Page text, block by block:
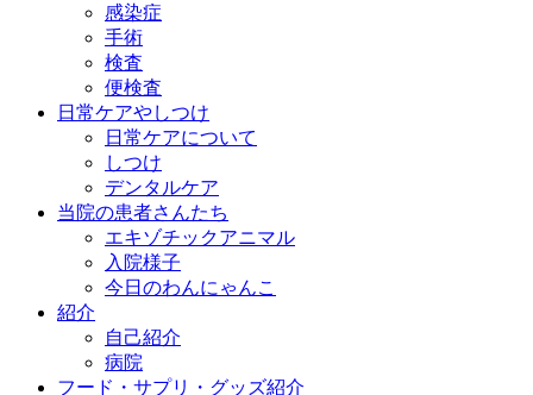
感染症
手術
検査
便検査
日常ケアやしつけ
日常ケアについて
しつけ
デンタルケア
当院の患者さんたち
エキゾチックアニマル
入院様子
今日のわんにゃんこ
紹介
自己紹介
病院
フード・サプリ・グッズ紹介